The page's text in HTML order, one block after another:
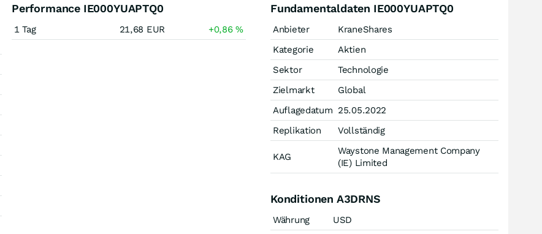
Performance IE000YUAPTQ0
1 Tag 21,68 EUR +0,86%
Fundamentaldaten IE000YUAPTQ0
Anbieter
KraneShares
Kategorie
Aktien
Sektor
Technologie
Zielmarkt
Global
Auflagedatum 25.05.2022
Replikation
Vollständig
KAG
Waystone Management Company
(IE) Limited
Konditionen A3DRNS
Währung
USD